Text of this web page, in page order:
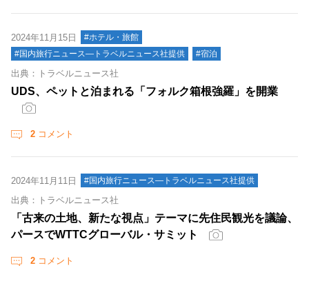
2024年11月15日
#ホテル・旅館
#国内旅行ニュース―トラベルニュース社提供
#宿泊
出典：トラベルニュース社
UDS、ペットと泊まれる「フォルク箱根強羅」を開業
2 コメント
2024年11月11日 #国内旅行ニュース―トラベルニュース社提供
出典：トラベルニュース社
「古来の土地、新たな視点」テーマに先住民観光を議論、
パースでWTTCグローバル・サミット
2 コメント